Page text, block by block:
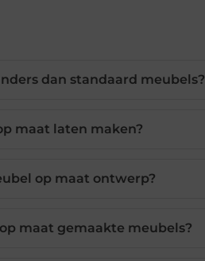
dan standaard meubels?
maat laten maken?
op maat ontwerp?
maat gemaakte meubels?